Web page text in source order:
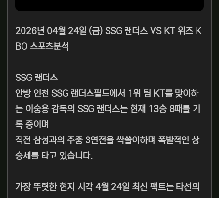
2026년 04월 24일 (금) SSG 랜더스 VS KT 위즈 K
BO 스포츠분석
SSG 랜더스
안방 인천 SSG 랜더스필드에서 1위 팀 KT를 맞이하
는 이숭용 감독의 SSG 랜더스는 현재 13승 8패를 기
록 중이며
직전 삼성과의 주중 3연전을 싹쓸이하며 폭발적인 상
승세를 타고 있습니다.
가장 뚜렷한 현지 시각 4월 24일 최신 팩트는 타선의